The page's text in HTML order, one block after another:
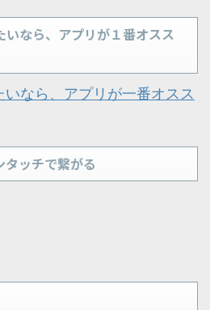
なら、アプリが１番オスス
なら、アプリが一番オスス
タッチで繋がる